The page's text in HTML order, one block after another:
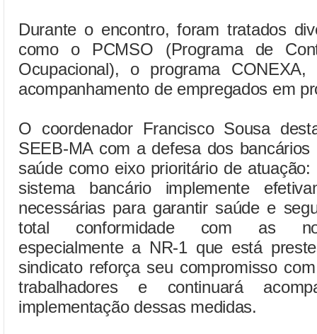
Durante o encontro, foram tratados
como o PCMSO (Programa de
Ocupacional), o programa
acompanhamento de empregados em
O coordenador Francisco Sousa
SEEB-MA com a defesa dos
saúde como eixo prioritário de
sistema bancário implemente
necessárias para garantir saúde e
total conformidade com as
especialmente a NR-1 que está
sindicato reforça seu compromisso
trabalhadores e continuará
implementação dessas medidas.